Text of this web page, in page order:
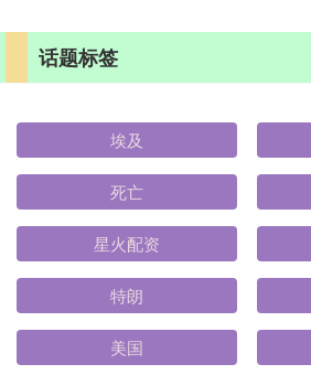
话题标签
埃及
死亡
星火配资
特朗
美国